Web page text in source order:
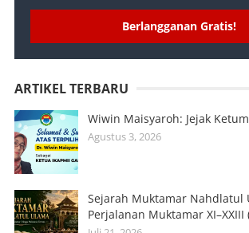
Berlangganan Gratis!
ARTIKEL TERBARU
Wiwin Maisyaroh: Jejak Ketum
Agustus 3, 2026
Sejarah Muktamar Nahdlatul
Perjalanan Muktamar XI–XXIII